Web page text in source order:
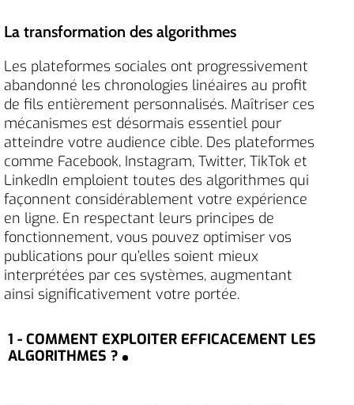
La transformation des algorithmes
Les plateformes sociales ont progressivement
abandonné les chronologies linéaires au profit
de fils entièrement personnalisés. Maîtriser ces
mécanismes est désormais essentiel pour
atteindre votre audience cible. Des plateformes
comme Facebook, Instagram, Twitter, TikTok et
LinkedIn emploient toutes des algorithmes qui
façonnent considérablement votre expérience
en ligne. En respectant leurs principes de
fonctionnement, vous pouvez optimiser vos
publications pour qu’elles soient mieux
interprétées par ces systèmes, augmentant
ainsi significativement votre portée.
1 - COMMENT EXPLOITER EFFICACEMENT LES
ALGORITHMES ?